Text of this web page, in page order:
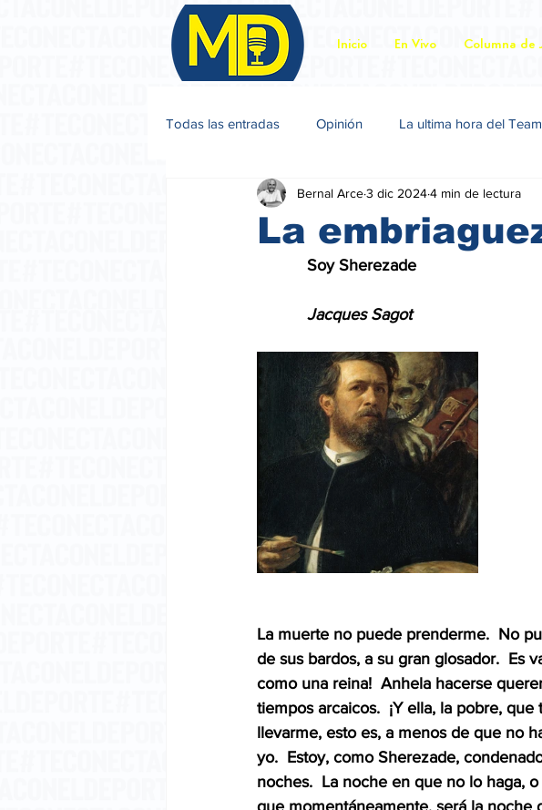
Inicio En Vivo Columna de
Todas las entradas Opinión La ultima hora del Team
Jacques Sagot
La
Bernal Arce3 dic 20244 min de lectura
           Soy Sherezade
           Jacques Sagot
La muerte no puede prenderme.  No
de sus bardos, a su gran glosador.  Es
como una reina!  Anhela hacerse
tiempos arcaicos.  ¡Y ella, la pobre,
llevarme, esto es, a menos de que no
yo.  Estoy, como Sherezade,
noches.  La noche en que no lo haga,
que momentáneamente, será la noche